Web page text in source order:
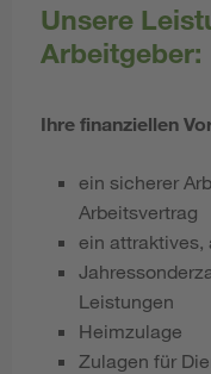
Unsere
Arbeitgeber:
Ihre finanziellen
ein sicherer
Arbeitsvertrag
ein attraktives,
Leistungen
Heimzulage
Zulagen für